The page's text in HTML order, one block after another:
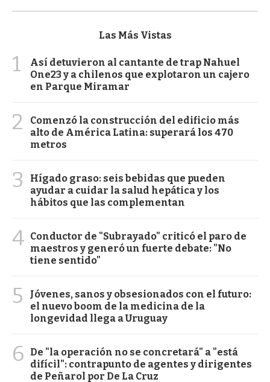
Las Más Vistas
1
Así detuvieron al cantante de trap Nahuel
One23 y a chilenos que explotaron un cajero
en Parque Miramar
2
Comenzó la construcción del edificio más
alto de América Latina: superará los 470
metros
3
Hígado graso: seis bebidas que pueden
ayudar a cuidar la salud hepática y los
hábitos que las complementan
4 Conductor de "Subrayado" criticó el paro de
maestros y generó un fuerte debate: "No
tiene sentido"
5
Jóvenes, sanos y obsesionados con el futuro:
el nuevo boom de la medicina de la
longevidad llega a Uruguay
6
De "la operación no se concretará" a "está
difícil": contrapunto de agentes y dirigentes
de Peñarol por De La Cruz